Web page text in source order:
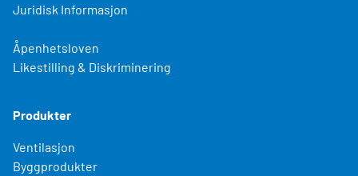
Juridisk Informasjon
Åpenhetsloven
Likestilling & Diskriminering
Produkter
Ventilasjon
Byggprodukter